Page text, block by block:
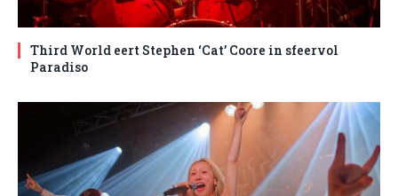
Third World eert Stephen ‘Cat’ Coore in sfeervol
Paradiso